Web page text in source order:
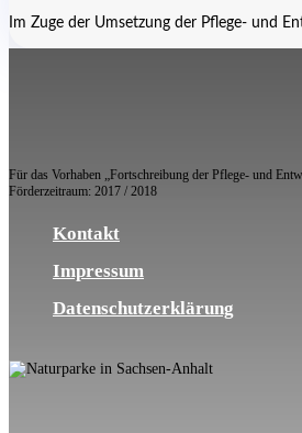
Im Zuge der Umsetzung der Pflege- und
Für das Vorhaben „Fortschreibung der Pflege- und
Förderzeitraum: 2017 / 2018
Kontakt
Impressum
Datenschutzerklärung